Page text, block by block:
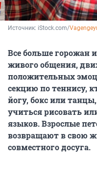
Источник: iStock.com/
Все больше горожан
живого общения,
положительных
секцию по теннису,
йогу, бокс или
учиться рисовать
языков. Взрослые
возвращают в свою
совместного досуга.